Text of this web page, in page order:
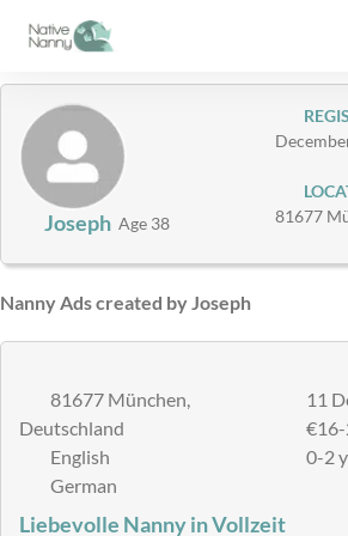
JosephAge 38
81677
Nanny Ads created by Joseph
81677 München,
Deutschland
English
German
11
0-2
Liebevolle Nanny in Vollzeit